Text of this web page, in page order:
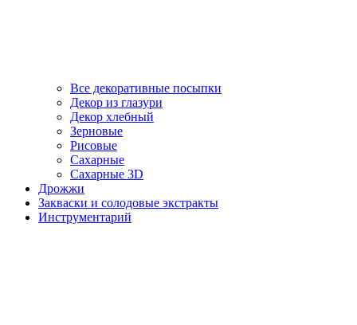
Все декоративные посыпки
Декор из глазури
Декор хлебный
Зерновые
Рисовые
Сахарные
Сахарные 3D
Дрожжи
Закваски и солодовые экстракты
Инструментарий